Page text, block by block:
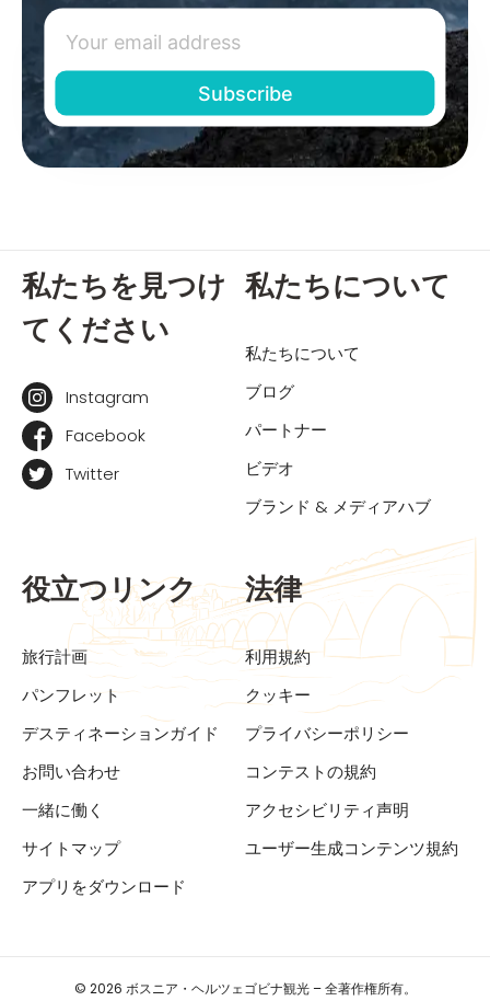
私たちを見つけ
てください
Instagram
Facebook
Twitter
私たちについて
私たちについて
ブログ
パートナー
ビデオ
ブランド & メディアハブ
役立つリンク
旅行計画
パンフレット
デスティネーションガイド
お問い合わせ
一緒に働く
サイトマップ
アプリをダウンロード
法律
利用規約
クッキー
プライバシーポリシー
コンテストの規約
アクセシビリティ声明
ユーザー生成コンテンツ規約
© 2026 ボスニア・ヘルツェゴビナ観光 – 全著作権所有。